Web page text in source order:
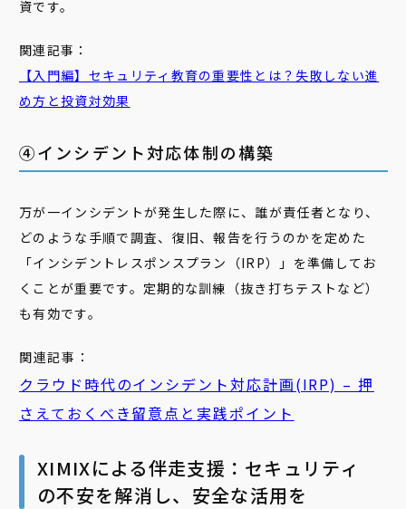
資です。
関連記事：
【入門編】セキュリティ教育の重要性とは？失敗しない進
め方と投資対効果
④インシデント対応体制の構築
万が一インシデントが発生した際に、誰が責任者となり、
どのような手順で調査、復旧、報告を行うのかを定めた
「インシデントレスポンスプラン（IRP）」を準備してお
くことが重要です。定期的な訓練（抜き打ちテストなど）
も有効です。
関連記事：
クラウド時代のインシデント対応計画(IRP) – 押
さえておくべき留意点と実践ポイント
XIMIXによる伴走支援：セキュリティ
の不安を解消し、安全な活用を